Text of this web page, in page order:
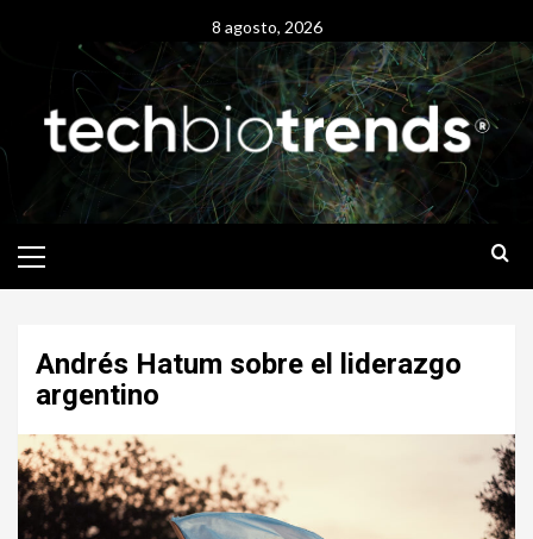
8 agosto, 2026
Menu
Andrés Hatum sobre el liderazgo
argentino